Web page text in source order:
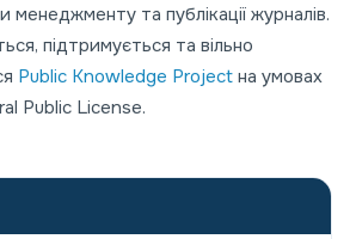
менеджменту та публікації журналів.
підтримується та вільно
Public Knowledge Project на умовах
Public License.